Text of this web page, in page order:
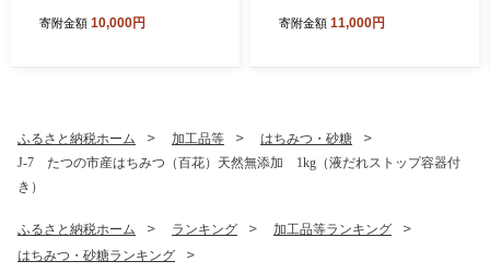
寄附金額 10,000円 寄附金額 11,000円
ふるさと納税ホーム 加工品等
はちみつ・砂糖
J-7 たつの市産はちみつ（百花）天然無添加 1kg（液だれストップ容器付
き）
ふるさと納税ホーム ランキング
加工品等ランキング
はちみつ・砂糖ランキング